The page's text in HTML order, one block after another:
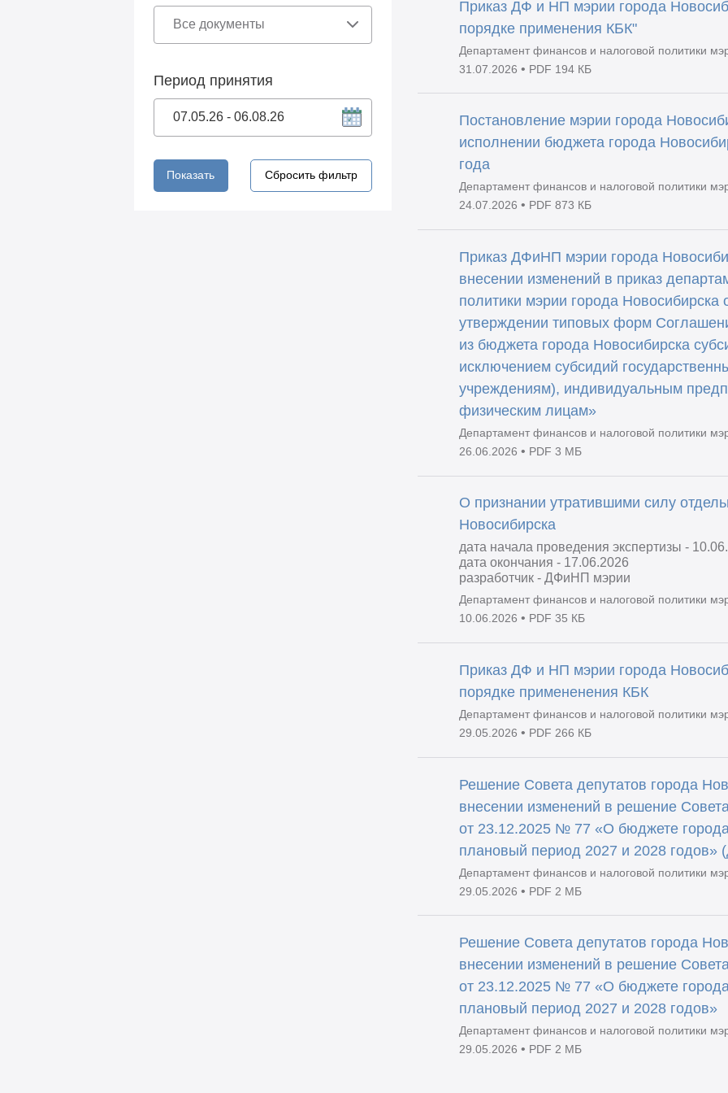
Период принятия
Показать Сбросить фильтр
Приказ ДФ и НП мэрии города
порядке применения КБК"
Департамент финансов и налоговой политики
31.07.2026 • PDF 194 КБ
Постановление мэрии города
исполнении бюджета города
года
Департамент финансов и налоговой политики
24.07.2026 • PDF 873 КБ
Приказ ДФиНП мэрии города
внесении изменений в приказ
политики мэрии города
утверждении типовых форм
из бюджета города Новосибирска
исключением субсидий
учреждениям), индивидуальным
физическим лицам»
Департамент финансов и налоговой политики
26.06.2026 • PDF 3 МБ
О признании утратившими силу
Новосибирска
дата начала проведения экспертизы -
дата окончания - 17.06.2026
разработчик - ДФиНП мэрии
Департамент финансов и налоговой политики
10.06.2026 • PDF 35 КБ
Приказ ДФ и НП мэрии города
порядке примененения КБК
Департамент финансов и налоговой политики
29.05.2026 • PDF 266 КБ
Решение Совета депутатов города
внесении изменений в решение
от 23.12.2025 № 77 «О бюджете
плановый период 2027 и 2028 годов»
Департамент финансов и налоговой политики
29.05.2026 • PDF 2 МБ
Решение Совета депутатов города
внесении изменений в решение
от 23.12.2025 № 77 «О бюджете
плановый период 2027 и 2028 годов»
Департамент финансов и налоговой политики
29.05.2026 • PDF 2 МБ